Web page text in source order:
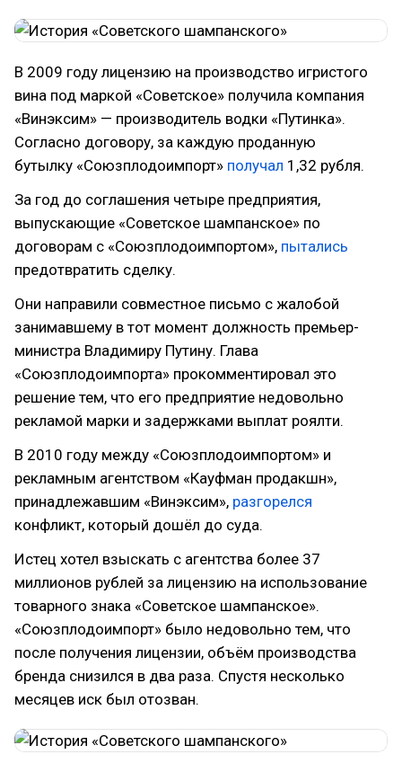
В 2009 году лицензию на производство игристого
вина под маркой «Советское» получила компания
«Винэксим» — производитель водки «Путинка».
Согласно договору, за каждую проданную
бутылку «Союзплодоимпорт» получал 1,32 рубля.
За год до соглашения четыре предприятия,
выпускающие «Советское шампанское» по
договорам с «Союзплодоимпортом», пытались
предотвратить сделку.
Они направили совместное письмо с жалобой
занимавшему в тот момент должность премьер-
министра Владимиру Путину. Глава
«Союзплодоимпорта» прокомментировал это
решение тем, что его предприятие недовольно
рекламой марки и задержками выплат роялти.
В 2010 году между «Союзплодоимпортом» и
рекламным агентством «Кауфман продакшн»,
принадлежавшим «Винэксим», разгорелся
конфликт, который дошёл до суда.
Истец хотел взыскать с агентства более 37
миллионов рублей за лицензию на использование
товарного знака «Советское шампанское».
«Союзплодоимпорт» было недовольно тем, что
после получения лицензии, объём производства
бренда снизился в два раза. Спустя несколько
месяцев иск был отозван.